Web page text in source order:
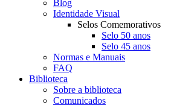
Blog
Identidade Visual
Selos Comemorativos
Selo 50 anos
Selo 45 anos
Normas e Manuais
FAQ
Biblioteca
Sobre a biblioteca
Comunicados